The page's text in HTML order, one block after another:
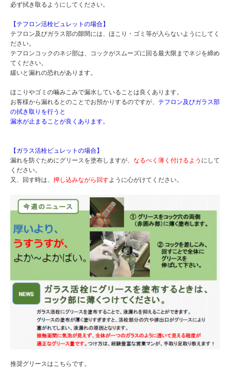
必ず拭き取るようにしてください。
【テフロン活栓ビュレットの場合】
テフロン及びガラス部の隙間には、ほこり・ゴミ等が入らないようにしてく
ださい。
テフロンコックのネジ部は、コックがスムーズに回る最大限までネジを締め
てください。
緩いと漏れの恐れがあります。
ほこりやゴミの噛みこみで漏水していることは良くあります。
お客様から漏れるとのことでお預かりするのですが、 テフロン及びガラス部
の拭き取りを行うと
漏水が止まることが良くあります。
【ガラス活栓ビュレットの場合】
漏れを防ぐためにグリースを塗布しますが、 なるべく薄く付けるよう にして
ください。
又、回す時は、 押し込みながら回すように心がけてください。
推奨グリースはこちらです。